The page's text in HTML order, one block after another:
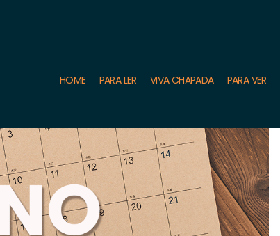
HOME PARA LER VIVA CHAPADA PARA VER